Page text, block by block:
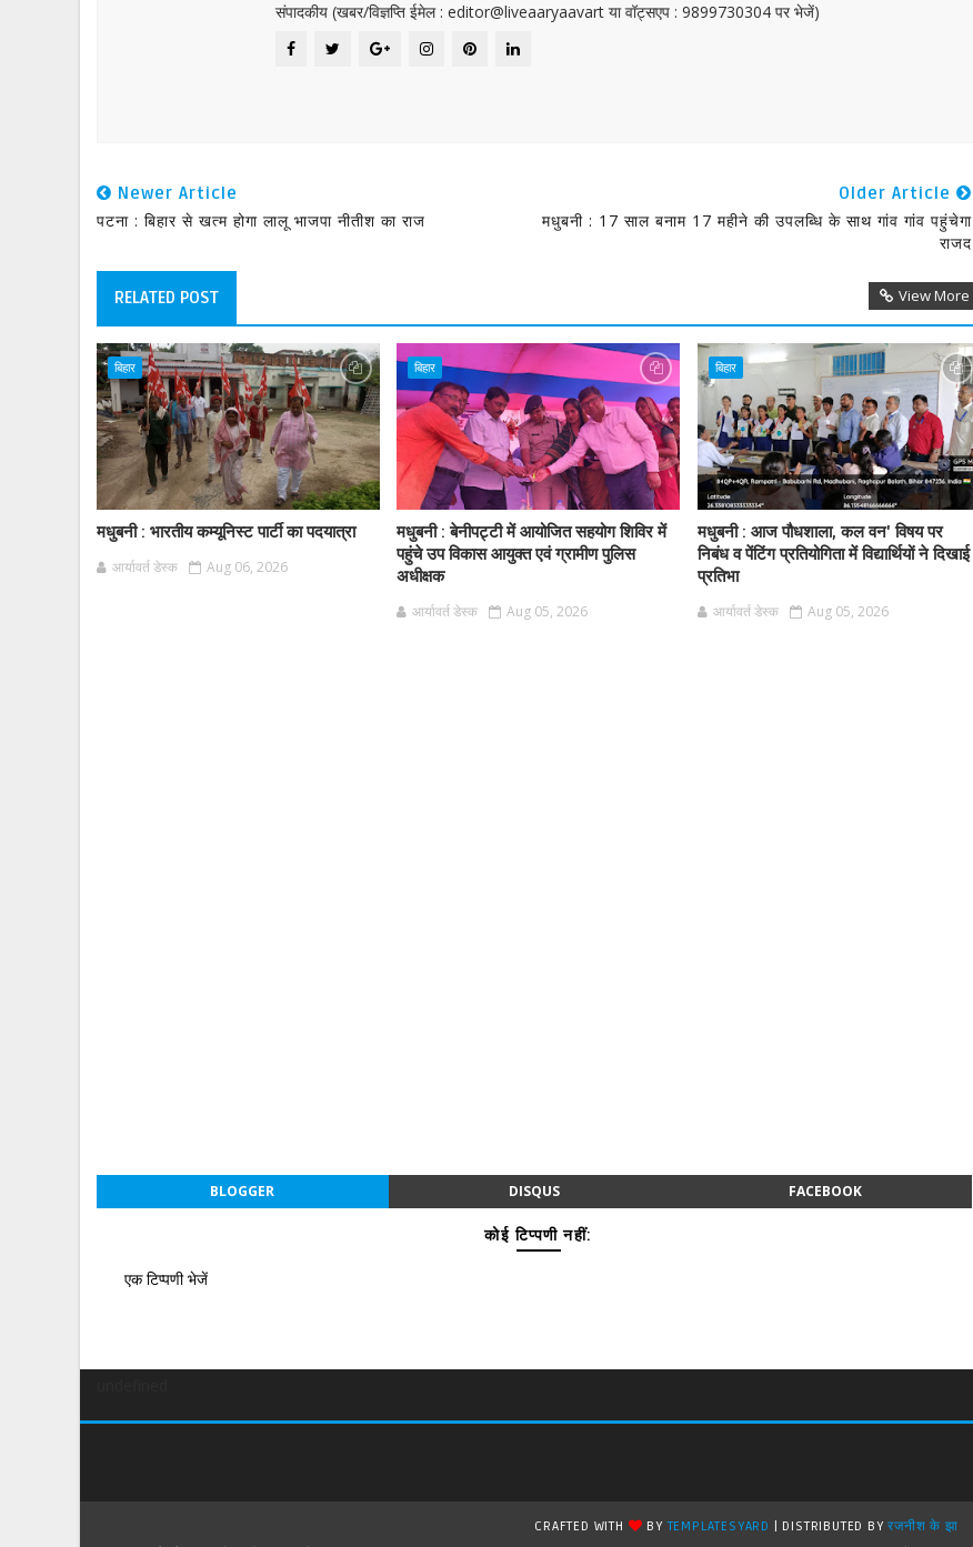
संपादकीय (खबर/विज्ञप्ति ईमेल : editor@liveaaryaavart या वॉट्सएप : 9899730304 पर भेजें)
Newer Article
पटना : बिहार से खत्म होगा लालू भाजपा नीतीश का राज
Older Article
मधुबनी : 17 साल बनाम 17 महीने की उपलब्धि के साथ गांव गांव पहुंचेगा
राजद
RELATED POST View More
बिहार
मधुबनी : भारतीय कम्यूनिस्ट पार्टी का पदयात्रा
आर्यावर्त डेस्क Aug 06, 2026
बिहार
मधुबनी : बेनीपट्टी में आयोजित सहयोग शिविर में
पहुंचे उप विकास आयुक्त एवं ग्रामीण पुलिस
अधीक्षक
आर्यावर्त डेस्क Aug 05, 2026
बिहार
मधुबनी : आज पौधशाला, कल वन' विषय पर
निबंध व पेंटिंग प्रतियोगिता में विद्यार्थियों ने दिखाई
प्रतिभा
आर्यावर्त डेस्क Aug 05, 2026
BLOGGER DISQUS FACEBOOK
कोई टिप्पणी नहीं:
एक टिप्पणी भेजें
CRAFTED WITH BYTEMPLATESYARD | DISTRIBUTED BYरजनीश के झा